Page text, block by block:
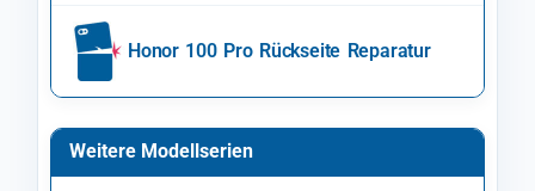
Honor 100 Pro Rückseite Reparatur
Weitere Modellserien